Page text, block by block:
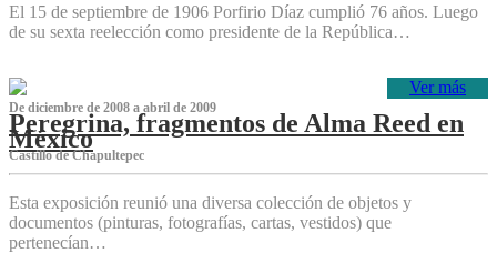
El 15 de septiembre de 1906 Porfirio Díaz cumplió 76 años. Luego
de su sexta reelección como presidente de la República…
Ver más
De diciembre de 2008 a abril de 2009
Peregrina, fragmentos de Alma Reed en
México
Castillo de Chapultepec
Esta exposición reunió una diversa colección de objetos y
documentos (pinturas, fotografías, cartas, vestidos) que
pertenecían…